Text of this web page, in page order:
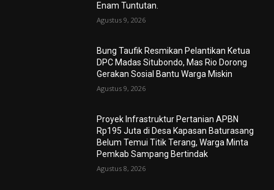
Enam Tuntutan.
Agustus 9, 2026
Bung Taufik Resmikan Pelantikan Ketua
DPC Madas Situbondo, Mas Rio Dorong
Gerakan Sosial Bantu Warga Miskin
Agustus 9, 2026
Proyek Infrastruktur Pertanian APBN
Rp195 Juta di Desa Kapasan Baturasang
Belum Temui Titik Terang, Warga Minta
Pemkab Sampang Bertindak
Agustus 8, 2026